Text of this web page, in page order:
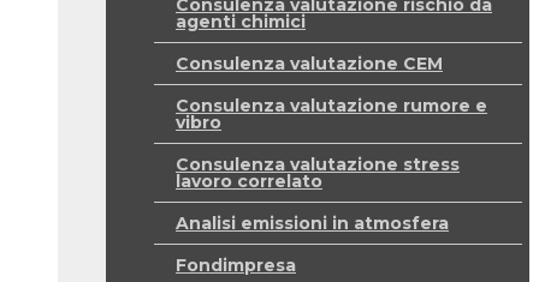
Consulenza valutazione rischio da
agenti chimici
Consulenza valutazione CEM
Consulenza valutazione rumore e
vibro
Consulenza valutazione stress
lavoro correlato
Analisi emissioni in atmosfera
Fondimpresa